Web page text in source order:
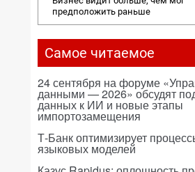
предположить раньше
Самое читаемое
24 сентября на форуме
данными — 2026» обсудят
данных к ИИ и новые этапы
импортозамещения
Т-Банк оптимизирует
языковых моделей